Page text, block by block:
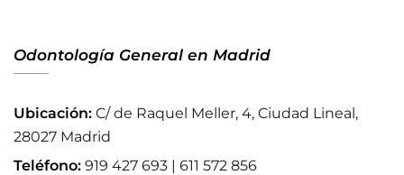
Odontología General en Madrid
Ubicación: C/ de Raquel Meller, 4, Ciudad Lineal,
28027 Madrid
Teléfono: 919 427 693 | 611 572 856